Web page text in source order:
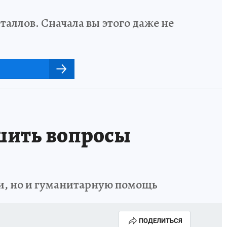
Сначала вы этого даже не
вопросы
но и гуманитарную помощь
ПОДЕЛИТЬСЯ